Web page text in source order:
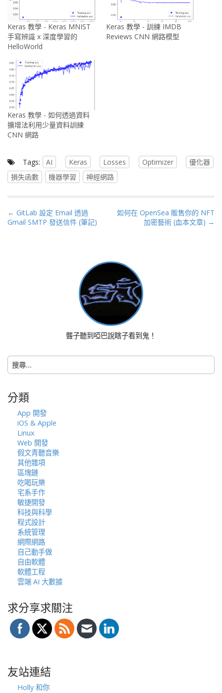
Keras 教學 - Keras MNIST
手寫辨識 x 深度學習的
HelloWorld
Keras 教學 - 訓練 IMDB
Reviews CNN 網路模型
Keras 教學 - 如何透過資料
擴增法利用少量資料訓練
CNN 網路
Tags: AI Keras Losses Optimizer
優化器
損失函數
機器學習 神經網路
P
o
o
n
← GitLab 設定 Email 透過
Gmail SMTP 發送信件 (筆記)
如何在 OpenSea 販售你的 NFT
加密藝術 (血本文章) →
聾子聽到啞巴說瞎子看到鬼！
搜
尋
字:
分類
App 開發
iOS & Apple
Linux
Web 開發
假文青聽音樂
其他雜項
區塊鏈
吃喝玩樂
宅系手作
敏捷開發
科技與科學
程式設計
系統管理
網際網路
自己動手做
自由軟體
軟體工程
雲端 AI 大數據
求分享求關注
友站連結
Holly 和你